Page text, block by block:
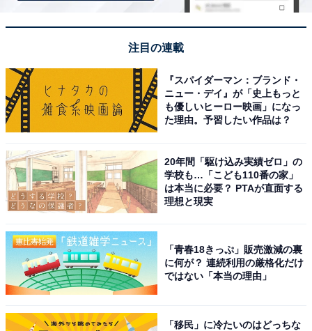
こちらもおすすめ
旅の目的地にしたい「山口県の道の駅」ランキ
ング！ 「阿武町」を1票差で抑えた1位は？
【2025年調査】
注目の連載
『スパイダーマン：ブランド・
ニュー・デイ』が「史上もっと
も優しいヒーロー映画」になっ
た理由。予習したい作品は？
20年間「駆け込み実績ゼロ」の
学校も…「こども110番の家」
は本当に必要？ PTAが直面する
理想と現実
「青春18きっぷ」販売激減の裏
に何が？ 連続利用の厳格化だけ
ではない「本当の理由」
「移民」に冷たいのはどっちな